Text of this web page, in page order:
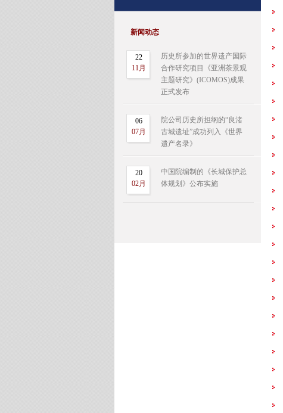
新闻动态
22
11月
历史所参加的世界遗产国际
合作研究项目《亚洲茶景观
主题研究》(ICOMOS)成果
正式发布
06
07月
院公司历史所担纲的“良渚
古城遗址”成功列入《世界
遗产名录》
20
02月
中国院编制的《长城保护总
体规划》公布实施